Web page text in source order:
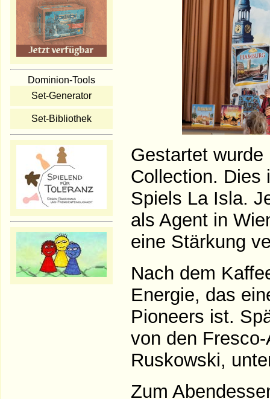
Dominion-Tools
Set-Generator
Set-Bibliothek
Gestartet
Collection. Dies
Spiels La Isla.
als Agent in
eine Stärkung
Nach dem
Energie, das
Pioneers ist.
von den
Ruskowski,
Zum